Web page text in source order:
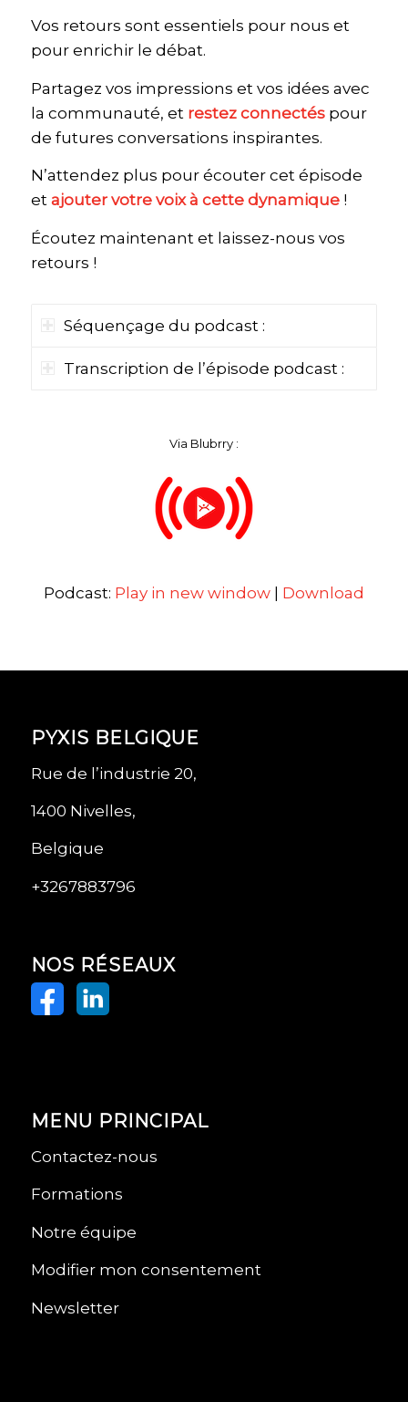
Vos retours sont essentiels pour nous et
pour enrichir le débat.
Partagez vos impressions et vos idées avec
la communauté, et restez connectéspour
de futures conversations inspirantes.
N’attendez plus pour écouter cet épisode
et ajouter votre voix à cette dynamique !
Écoutez maintenant et laissez-nous vos
retours !
Séquençage du podcast :
Transcription de l’épisode podcast :
Via Blubrry :
Podcast: Play in new window| Download
PYXIS BELGIQUE
Rue de l’industrie 20,
1400 Nivelles,
Belgique
+3267883796
NOS RÉSEAUX
MENU PRINCIPAL
Contactez-nous
Formations
Notre équipe
Modifier mon consentement
Newsletter